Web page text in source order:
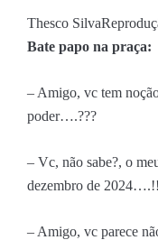
Thesco Silva
Bate papo na praça:
– Amigo, vc tem
poder….???
– Vc, não sabe?, o
dezembro de
– Amigo, vc parece